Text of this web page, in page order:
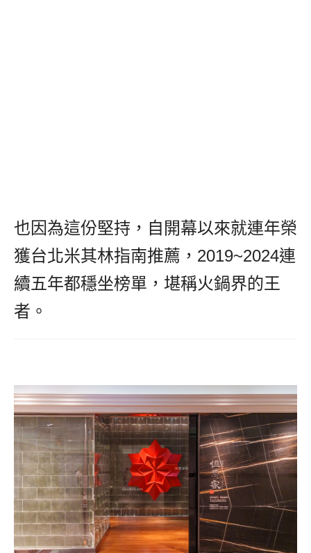
也因為這份堅持，自開幕以來就連年榮
獲台北米其林指南推薦，2019~2024連
續五年都穩坐榜單，堪稱火鍋界的王
者。